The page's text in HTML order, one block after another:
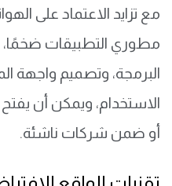
مع تزايد الاعتماد على
مطوري التطبيقات ضخمًا،
البرمجة، وتصميم واجهة
الاستخدام، ويمكن أن
أو ضمن شركات ناشئة.